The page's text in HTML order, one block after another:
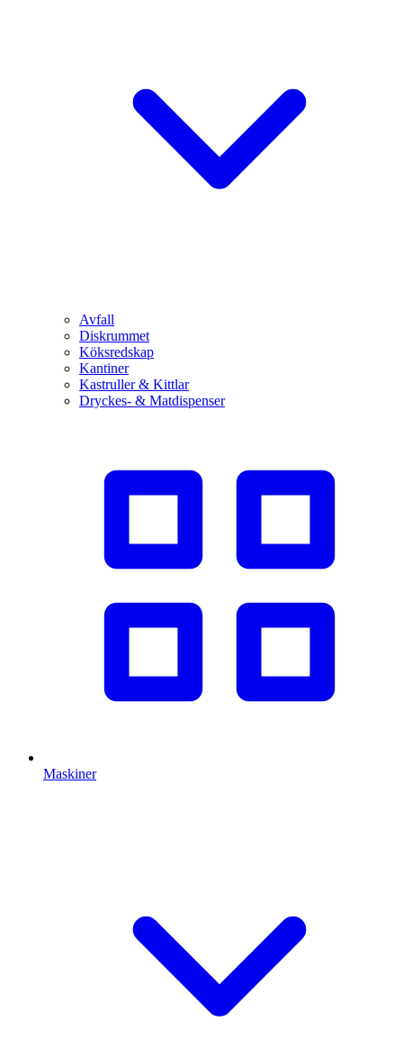
Avfall
Diskrummet
Köksredskap
Kantiner
Kastruller & Kittlar
Dryckes- & Matdispenser
Maskiner